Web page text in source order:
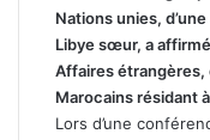
Nations unies,
Libye sœur, a
Affaires étrangères,
Marocains résidant
Lors d’une